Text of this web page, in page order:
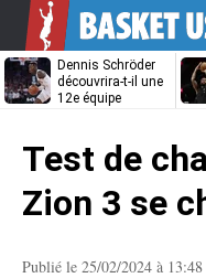
Dennis Schröder
découvrira-t-il une
12e équipe
Unibet
Test de
Zion 3 se
Publié le 25/02/2024 à 13:48